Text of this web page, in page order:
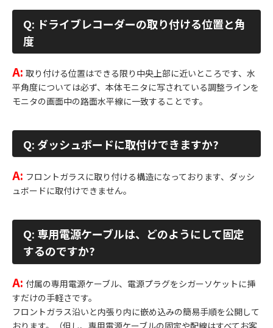
Q: ドライブレコーダーの取り付ける位置と角
度
A: 取り付ける位置はできる限り中央上部に近いところです、水
平角度については必ず、本体モニタに写されている調整ラインを
モニタの画面中の路面水平線に一致することです。
Q: ダッシュボードに取付けできますか?
A: フロントガラスに取り付ける構造になっております、ダッシ
ュボードに取付けできません。
Q: 専用電源ケーブルは、どのようにして固定
するのですか?
A: 付属の専用電源ケーブル、電源プラグをシガーソケットに挿
すだけの手軽さです。
フロントガラス沿いと内張り内に嵌め込みの簡易手順を公開して
おります。（但し、専用電源ケーブルの固定や配線はすべてお客